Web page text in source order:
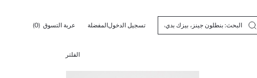
تسجيل الدخولالمفضلة عربة التسوق (0)
الفلتر